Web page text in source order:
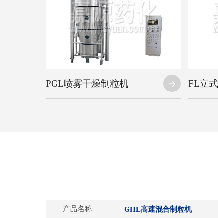
PGL喷雾干燥制粒机 FL立
产品名称